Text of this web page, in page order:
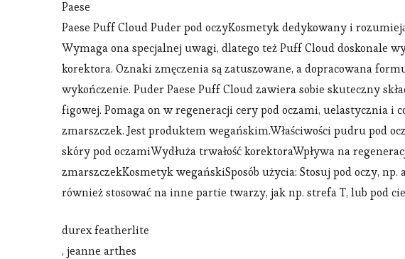
Paese
Paese Puff Cloud Puder pod oczyKosmetyk dedykowany i
Wymaga ona specjalnej uwagi, dlatego też Puff Cloud doskonale
korektora. Oznaki zmęczenia są zatuszowane, a dopracowana
wykończenie. Puder Paese Puff Cloud zawiera sobie skuteczny
figowej. Pomaga on w regeneracji cery pod oczami, uelastycznia i
zmarszczek. Jest produktem wegańskim.Właściwości pudru pod
skóry pod oczamiWydłuża trwałość korektoraWpływa na
zmarszczekKosmetyk wegańskiSposób użycia: Stosuj pod oczy,
również stosować na inne partie twarzy, jak np. strefa T, lub pod
durex featherlite
, jeanne arthes